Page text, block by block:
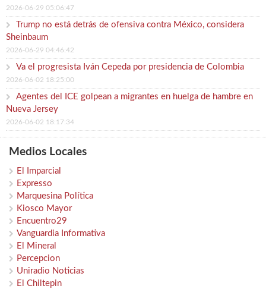
2026-06-29 05:06:47
Trump no está detrás de ofensiva contra México, considera
Sheinbaum
2026-06-29 04:46:42
Va el progresista Iván Cepeda por presidencia de Colombia
2026-06-02 18:25:00
Agentes del ICE golpean a migrantes en huelga de hambre en
Nueva Jersey
2026-06-02 18:17:34
Medios Locales
El Imparcial
Expresso
Marquesina Política
Kiosco Mayor
Encuentro29
Vanguardia Informativa
El Mineral
Percepcion
Uniradio Noticias
El Chiltepin